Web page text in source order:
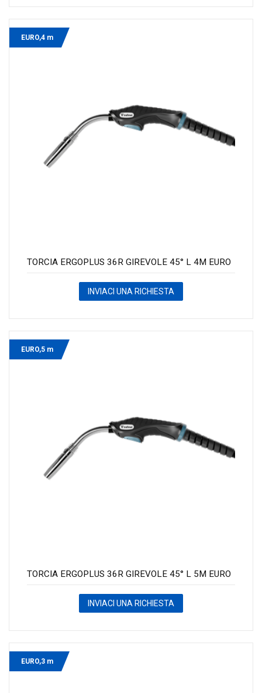
EURO,4 m
TORCIA ERGOPLUS 36R GIREVOLE 45° L 4M EURO
INVIACI UNA RICHIESTA
EURO,5 m
TORCIA ERGOPLUS 36R GIREVOLE 45° L 5M EURO
INVIACI UNA RICHIESTA
EURO,3 m